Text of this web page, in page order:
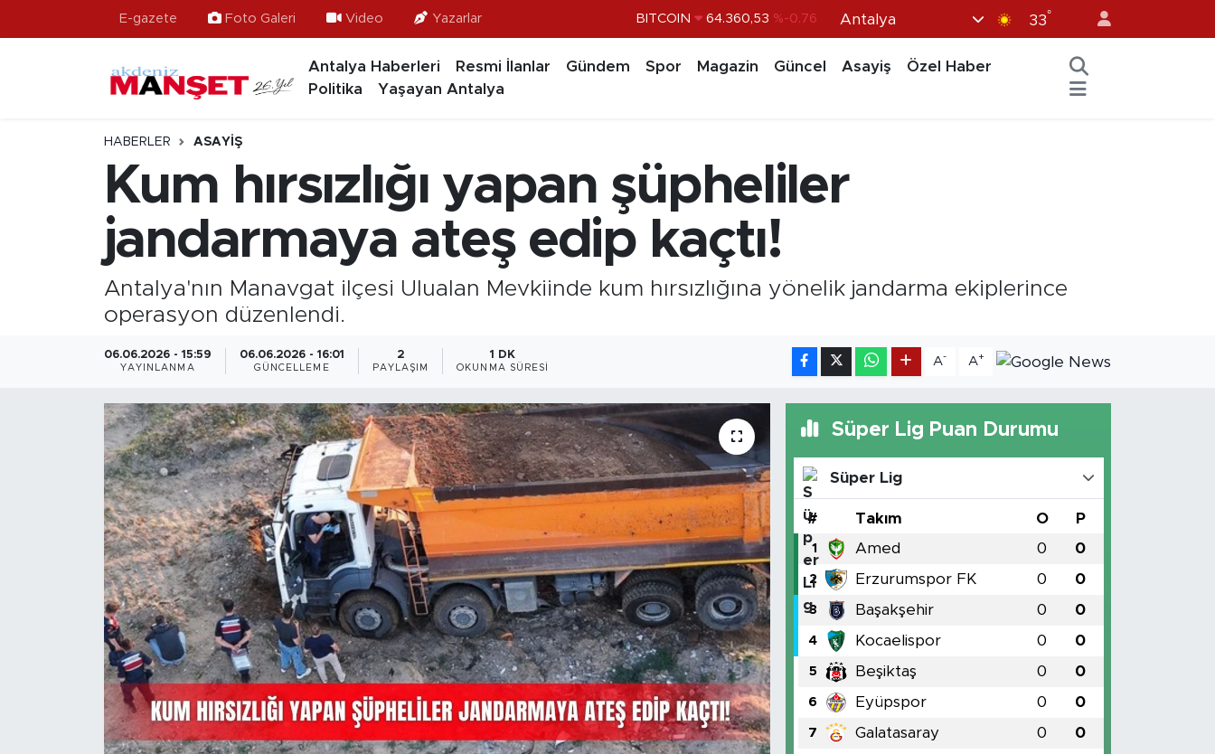
E-gazete Foto Galeri Video Yazarlar DOLAR 47,7069 %0.17
55,0265
Antalya 33°
Antalya Haberleri Resmi İlanlar Gündem Spor Magazin Güncel Asayiş
Özel Haber
Politika
Yaşayan Antalya
HABERLER ASAYIŞ
Kum hırsızlığı yapan şüpheliler
jandarmaya ateş edip kaçtı!
Antalya'nın Manavgat ilçesi Ulualan Mevkiinde kum hırsızlığına yönelik jandarma ekiplerince
operasyon düzenlendi.
06.06.2026 - 15:59
YAYINLANMA
06.06.2026 - 16:01
GÜNCELLEME
2
PAYLAŞIM
1 DK
OKUNMA SÜRESI
A- A+
Süper Lig Puan Durumu
Süper Lig
# Takım O P
1 Amed 0 0
2 Erzurumspor FK 0 0
3 Başakşehir 0 0
4 Kocaelispor 0 0
5 Beşiktaş 0 0
6 Eyüpspor 0 0
7 Galatasaray 0 0
Ekonomi
Gündem
Magazin
Özel Haber
Politika
Resmi İlanlar
Turizm
Hava Durumu
Tüm Manşetler
Son Dakika Haberleri
Haber Arşivi